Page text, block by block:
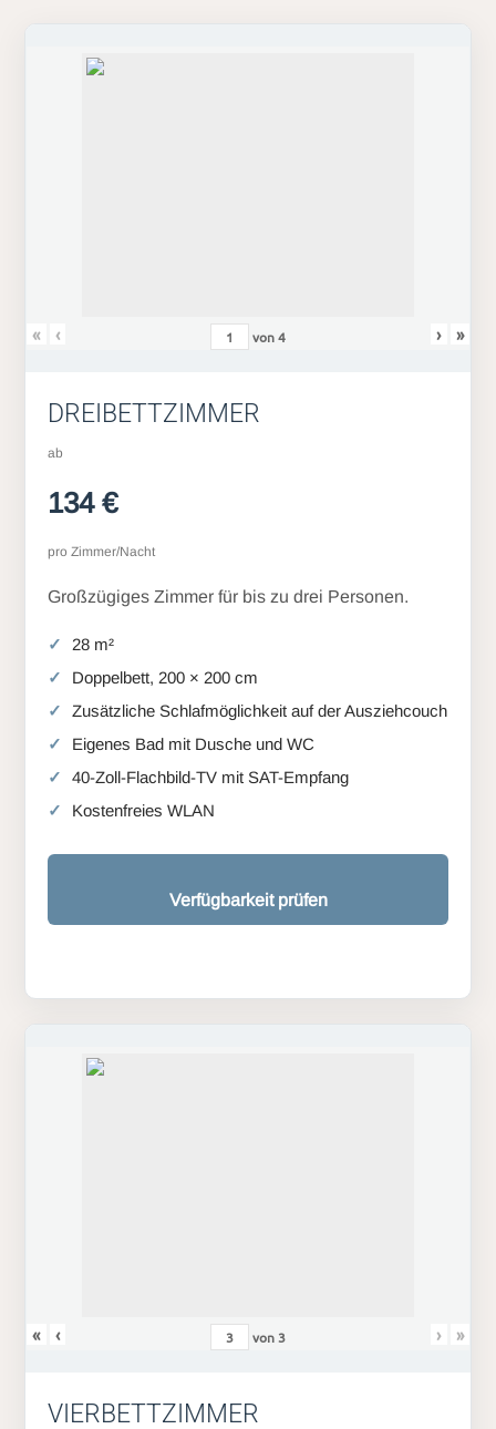
« ‹ von4 › »
DREIBETTZIMMER
ab
134 €
pro Zimmer/Nacht
Großzügiges Zimmer für bis zu drei Personen.
28 m²
Doppelbett, 200 × 200 cm
Zusätzliche Schlafmöglichkeit auf der Ausziehcouch
Eigenes Bad mit Dusche und WC
40-Zoll-Flachbild-TV mit SAT-Empfang
Kostenfreies WLAN
Verfügbarkeit prüfen
« ‹ von3 › »
VIERBETTZIMMER